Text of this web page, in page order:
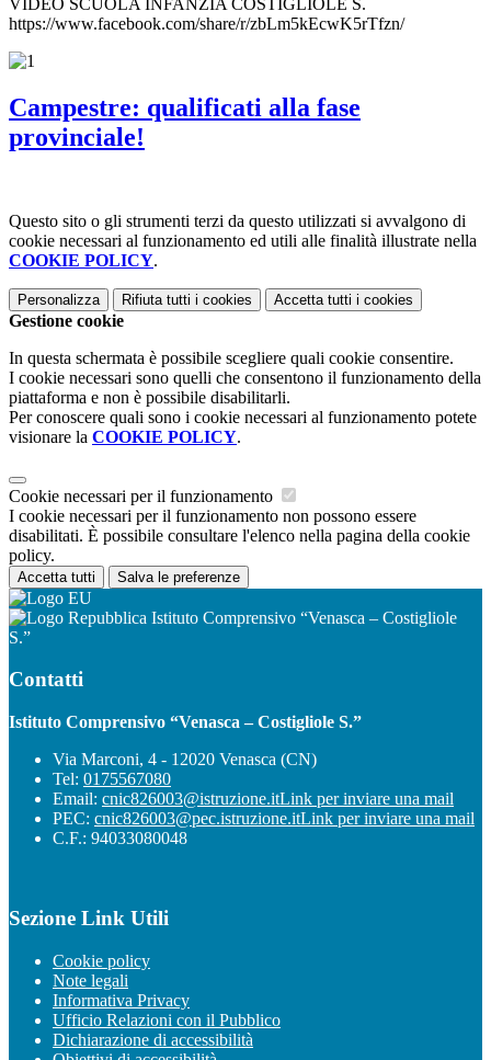
VIDEO SCUOLA INFANZIA COSTIGLIOLE S.
https://www.facebook.com/share/r/zbLm5kEcwK5rTfzn/
Campestre: qualificati alla fase
provinciale!
Questo sito o gli strumenti terzi da questo utilizzati si avvalgono di
cookie necessari al funzionamento ed utili alle finalità illustrate nella
COOKIE POLICY.
Personalizza Rifiuta tutti i cookies Accetta tutti i cookies
Gestione cookie
In questa schermata è possibile scegliere quali cookie consentire.
I cookie necessari sono quelli che consentono il funzionamento della
piattaforma e non è possibile disabilitarli.
Per conoscere quali sono i cookie necessari al funzionamento potete
visionare la COOKIE POLICY.
Cookie necessari per il funzionamento
I cookie necessari per il funzionamento non possono essere
disabilitati. È possibile consultare l'elenco nella pagina della cookie
policy.
Accetta tutti Salva le preferenze
Istituto Comprensivo “Venasca – Costigliole
S.”
Contatti
Istituto Comprensivo “Venasca – Costigliole S.”
Via Marconi, 4 - 12020 Venasca (CN)
Tel: 0175567080
Email: cnic826003@istruzione.itLink per inviare una mail
PEC: cnic826003@pec.istruzione.itLink per inviare una mail
C.F.: 94033080048
Sezione Link Utili
Cookie policy
Note legali
Informativa Privacy
Ufficio Relazioni con il Pubblico
Dichiarazione di accessibilità